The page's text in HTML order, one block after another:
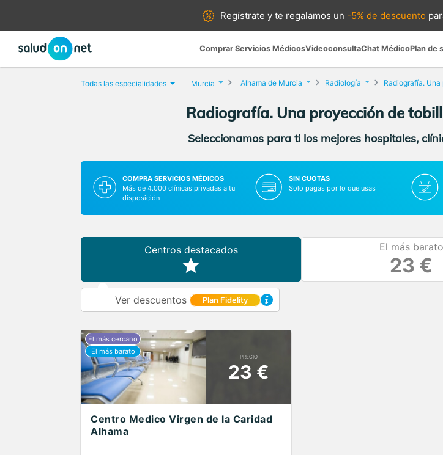
Regístrate yte regalamos un -5% de descuento
Comprar Servicios MédicosVideoconsultaChat MédicoPlan de
Todas las especialidades Murcia Alhama de Murcia Radiología
Radiografía. Una proyección de
Seleccionamos para ti los mejores hospitales,
COMPRA SERVICIOS MÉDICOS
Más de 4.000 clínicas privadas a tu
disposición
SIN CUOTAS
Solo pagas por lo que usas
Centros destacados El más barato
23 €
Ver descuentos Plan Fidelity
PRECIO
23 €
Centro Medico Virgen de la Caridad
Alhama